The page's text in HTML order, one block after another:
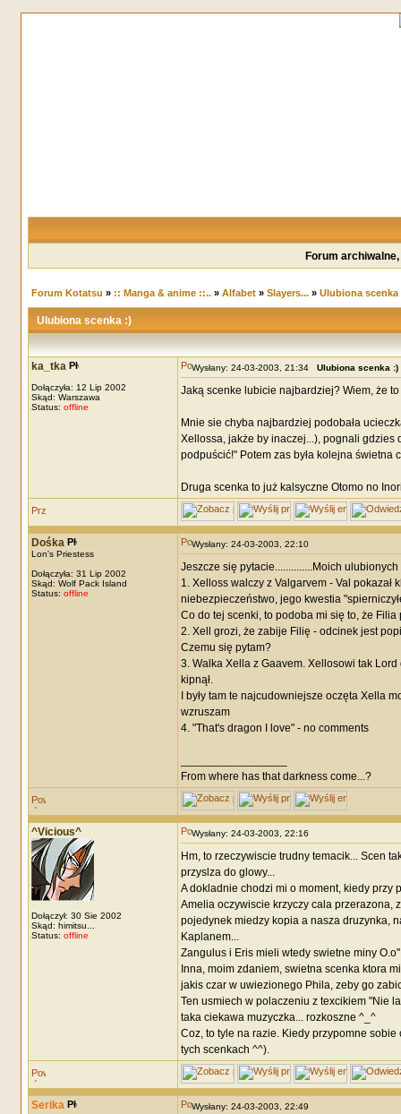
Forum
Forum Kotatsu » :: Manga & anime ::..» Alfabet» Slayers...» Ulubiona scenka
Ulubiona scenka :)
ka_tka
Dołączyła: 12 Lip 2002
Skąd: Warszawa
Status: offline
Wysłany: 24-03-2003, 21:34 Ulubiona scenka :)
Jaką scenke lubicie najbardziej? Wiem, że
Mnie sie chyba najbardziej podobała
Xellossa, jakże by inaczej...), pognali gdzies
podpuścić!" Potem zas była kolejna
Druga scenka to już kalsyczne Otomo no
Dośka
Lon's Priestess
Dołączyła: 31 Lip 2002
Skąd: Wolf Pack Island
Status: offline
Wysłany: 24-03-2003, 22:10
Jeszcze się pytacie..............Moich
1. Xelloss walczy z Valgarvem - Val pokazał
niebezpieczeństwo, jego kwestia
Co do tej scenki, to podoba mi się to, że
2. Xell grozi, że zabije Filię - odcinek jest
Czemu się pytam?
3. Walka Xella z Gaavem. Xellosowi tak
kipnął.
I były tam te najcudowniejsze oczęta Xella
wzruszam
4. "That's dragon I love" - no comments
From where has that darkness come...?
^Vicious^
Dołączył: 30 Sie 2002
Skąd: himitsu...
Status: offline
Wysłany: 24-03-2003, 22:16
Hm, to rzeczywiscie trudny temacik... Scen
przyslza do glowy...
A dokladnie chodzi mi o moment, kiedy przy
Amelia oczywiscie krzyczy cala przerazona,
pojedynek miedzy kopia a nasza druzynka,
Kaplanem...
Zangulus i Eris mieli wtedy swietne miny O.o''
Inna, moim zdaniem, swietna scenka ktora
jakis czar w uwiezionego Phila, zeby go
Ten usmiech w polaczeniu z texcikiem "Nie
taka ciekawa muzyczka... rozkoszne ^_^
Coz, to tyle na razie. Kiedy przypomne
tych scenkach ^^).
Serika Wysłany: 24-03-2003, 22:49